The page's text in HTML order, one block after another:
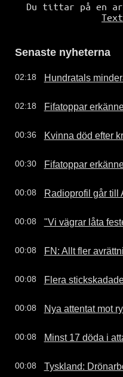
Du tittar på en
Senaste nyheterna
02:18 Hundratals
02:18 Fifatoppar
00:36 Kvinna död efter
00:30 Fifatoppar
00:08 Radioprofil går till
00:08 "Vi vägrar låta
00:08 FN: Allt fler
00:08 Flera
00:08 Nya attentat mot
00:08 Minst 17 döda i
00:08 Tyskland: